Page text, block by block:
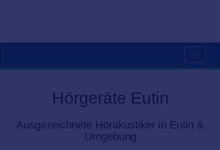
Hörgeräte Eutin
Ausgezeichnete Hörakustiker in Eutin &
Umgebung